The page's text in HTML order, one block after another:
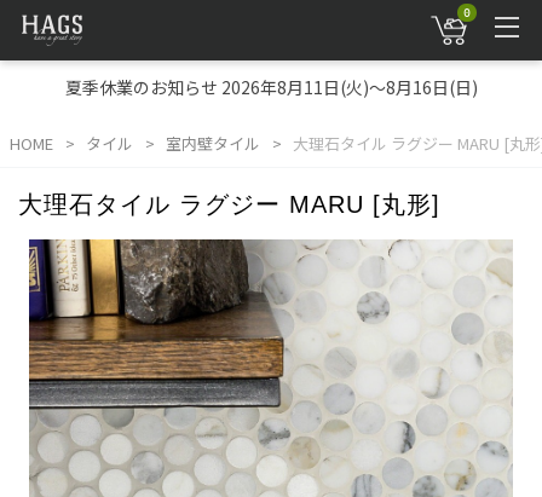
0
夏季休業のお知らせ 2026年8月11日(火)～8月16日(日)
HOME タイル 室内壁タイル 大理石タイル ラグジー MARU [丸
大理石タイル ラグジー MARU [丸形]